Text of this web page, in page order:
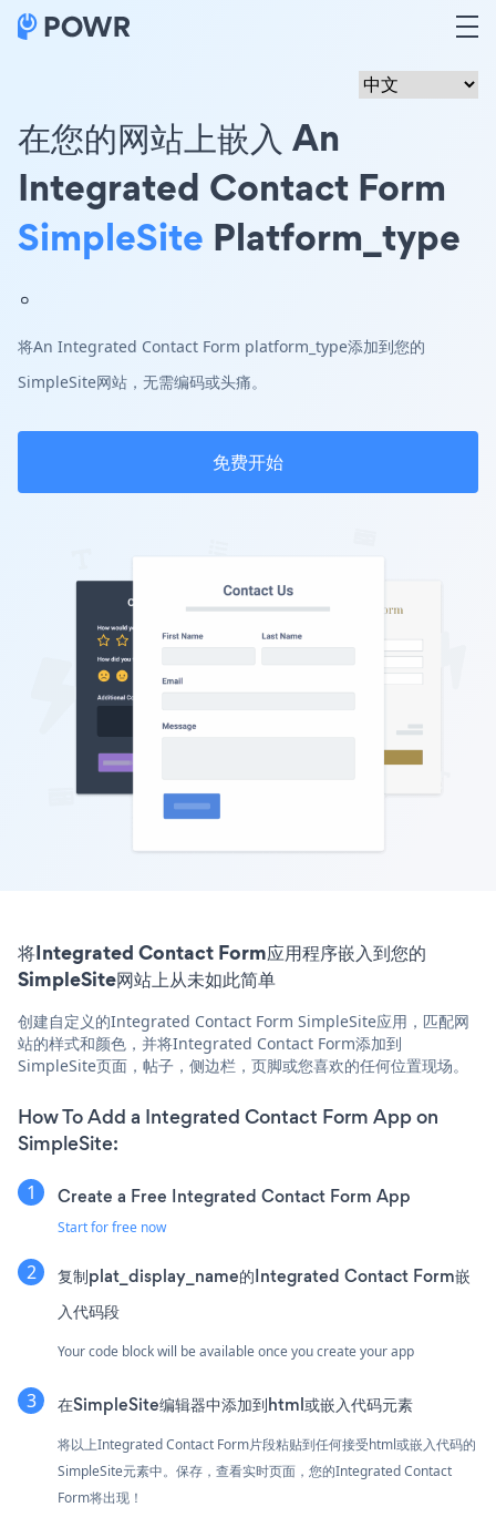
在您的网站上嵌入 An
Integrated Contact Form
SimpleSite Platform_type
。
将An Integrated Contact Form platform_type添加到您的
SimpleSite网站，无需编码或头痛。
免费开始
将Integrated Contact Form应用程序嵌入到您的
SimpleSite网站上从未如此简单
创建自定义的Integrated Contact Form SimpleSite应用，匹配网
站的样式和颜色，并将Integrated Contact Form添加到
SimpleSite页面，帖子，侧边栏，页脚或您喜欢的任何位置现场。
How To Add a Integrated Contact Form App on
SimpleSite:
Create a Free Integrated Contact Form App
Start for free now
复制plat_display_name的Integrated Contact Form嵌
入代码段
Your code block will be available once you create your app
在SimpleSite编辑器中添加到html或嵌入代码元素
将以上Integrated Contact Form片段粘贴到任何接受html或嵌入代码的
SimpleSite元素中。保存，查看实时页面，您的Integrated Contact
Form将出现！